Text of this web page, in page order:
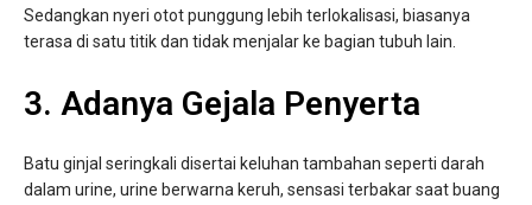
Sedangkan nyeri otot punggung lebih terlokalisasi, biasanya
terasa di satu titik dan tidak menjalar ke bagian tubuh lain.
3. Adanya Gejala Penyerta
Batu ginjal seringkali disertai keluhan tambahan seperti darah
dalam urine, urine berwarna keruh, sensasi terbakar saat buang